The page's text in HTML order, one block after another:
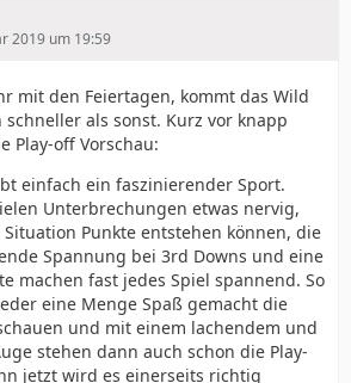
2019 um 19:59
mit den Feiertagen, kommt das Wild
schneller als sonst. Kurz vor knapp
Play-off Vorschau:
einfach ein faszinierender Sport.
Unterbrechungen etwas nervig,
Punkte entstehen können, die
Spannung bei 3rd Downs und eine
machen fast jedes Spiel spannend. So
eine Menge Spaß gemacht die
und mit einem lachendem und
stehen dann auch schon die Play-
jetzt wird es einerseits richtig